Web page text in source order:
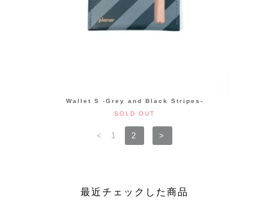
Wallet S -Grey and Black Stripes-
SOLD OUT
< 1 2 >
最近チェックした商品